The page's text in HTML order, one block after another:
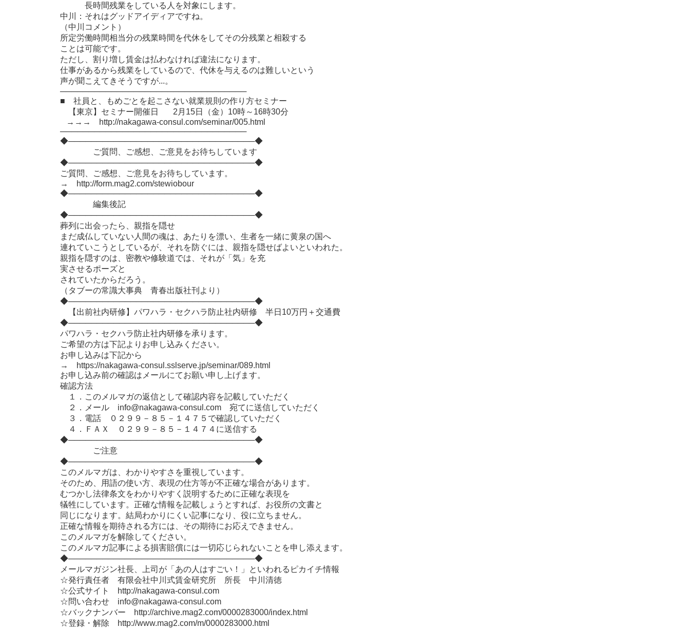
長時間残業をしている人を対象にします。
中川：それはグッドアイディアですね。
（中川コメント）
所定労働時間相当分の残業時間を代休をしてその分残業と相殺する
ことは可能です。
ただし、割り増し賃金は払わなければ違法になります。
仕事があるから残業をしているので、代休を与えるのは難しいという
声が聞こえてきそうですが...。
─────────────────────────────────
■ 社員と、もめごとを起こさない就業規則の作り方セミナー
【東京】セミナー開催日 2月15日（金）10時～16時30分
→→→ http://nakagawa-consul.com/seminar/005.html
─────────────────────────────────
◆─────────────────────────────────◆
ご質問、ご感想、ご意見をお待ちしています
◆─────────────────────────────────◆
ご質問、ご感想、ご意見をお待ちしています。
→ http://form.mag2.com/stewiobour
◆─────────────────────────────────◆
編集後記
◆─────────────────────────────────◆
葬列に出会ったら、親指を隠せ
まだ成仏していない人間の魂は、あたりを漂い、生者を一緒に黄泉の国へ
連れていこうとしているが、それを防ぐには、親指を隠せばよいといわれた。
親指を隠すのは、密教や修験道では、それが「気」を充
実させるポーズと
されていたからだろう。
（タブーの常識大事典 青春出版社刊より）
◆─────────────────────────────────◆
【出前社内研修】パワハラ・セクハラ防止社内研修 半日10万円＋交通費
◆─────────────────────────────────◆
パワハラ・セクハラ防止社内研修を承ります。
ご希望の方は下記よりお申し込みください。
お申し込みは下記から
→ https://nakagawa-consul.sslserve.jp/seminar/089.html
お申し込み前の確認はメールにてお願い申し上げます。
確認方法
１．このメルマガの返信として確認内容を記載していただく
２．メール info@nakagawa-consul.com 宛てに送信していただく
３．電話 ０２９９－８５－１４７５で確認していただく
４．ＦＡＸ ０２９９－８５－１４７４に送信する
◆─────────────────────────────────◆
ご注意
◆─────────────────────────────────◆
このメルマガは、わかりやすさを重視しています。
そのため、用語の使い方、表現の仕方等が不正確な場合があります。
むつかし法律条文をわかりやすく説明するために正確な表現を
犠牲にしています。正確な情報を記載しょうとすれば、お役所の文書と
同じになります。結局わかりにくい記事になり、役に立ちません。
正確な情報を期待される方には、その期待にお応えできません。
このメルマガを解除してください。
このメルマガ記事による損害賠償には一切応じられないことを申し添えます。
◆─────────────────────────────────◆
メールマガジン社長、上司が「あの人はすごい！」といわれるピカイチ情報
☆発行責任者 有限会社中川式賃金研究所 所長 中川清徳
☆公式サイト http://nakagawa-consul.com
☆問い合わせ info@nakagawa-consul.com
☆バックナンバー http://archive.mag2.com/0000283000/index.html
☆登録・解除 http://www.mag2.com/m/0000283000.html